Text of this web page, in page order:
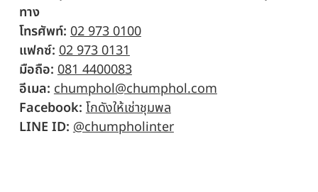
ทาง
โทรศัพท์: 02 973 0100
แฟกซ์: 02 973 0131
มือถือ: 081 4400083
อีเมล: chumphol@chumphol.com
Facebook: โกดังให้เช่าชุมพล
LINE ID: @chumpholinter